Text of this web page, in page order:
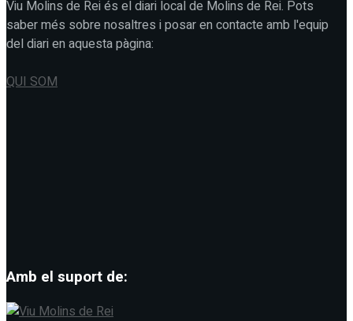
Viu Molins de Rei és el diari local de Molins de Rei. Pots
saber més sobre nosaltres i posar en contacte amb l'equip
del diari en aquesta pàgina:
QUI SOM
Amb el suport de: